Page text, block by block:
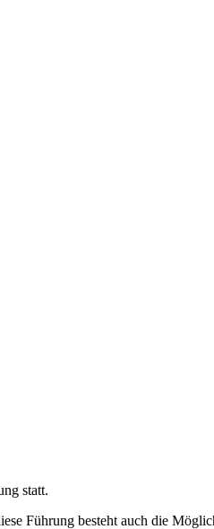
statt.
Führung besteht auch die